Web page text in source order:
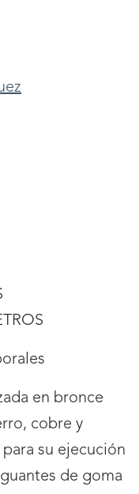
en bronce
cobre y
su ejecución
de goma